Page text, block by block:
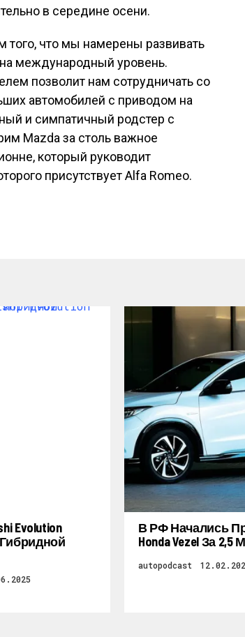
в середине осени.
того, что мы намерены развивать
международный уровень.
позволит нам сотрудничать со
автомобилей с приводом на
и симпатичный родстер с
Mazda за столь важное
который руководит
присутствует Alfa Romeo.
Evolution
В РФ Начались
Honda Vezel За
autopodcast